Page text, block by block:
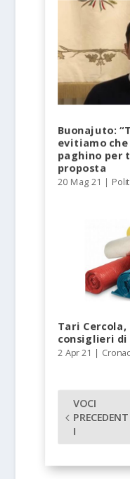
Buonajuto:
evitiamo
paghino per
proposta
20 Mag 21 |
Tari
consiglieri di
2 Apr 21 |
VOCI
PRECEDENT
I